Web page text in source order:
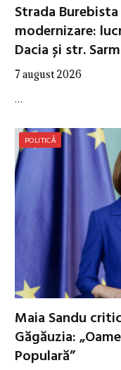
Strada
modernizare:
Dacia și str.
7 august 2026
…
POLITICĂ
Maia Sandu
Găgăuzia:
Populară”